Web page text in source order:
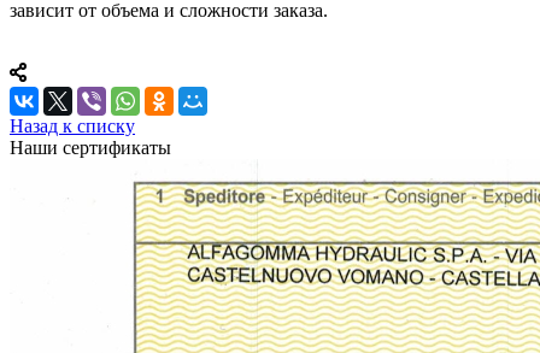
зависит от объема и сложности заказа.
Назад к списку
Наши сертификаты